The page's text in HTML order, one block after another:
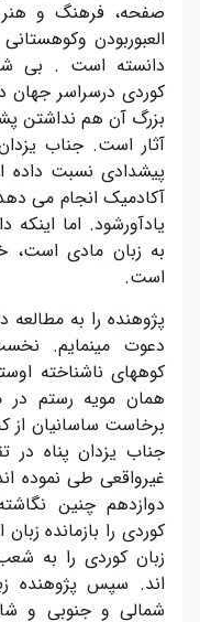
صفحه، فرهنگ و هنر
العبوربودن
دانسته است . بی
کوردی درسراسر
بزرگ آن هم نداشتن
آثار است. جناب
پیشدادی نسبت
آکادمیک انجام می
یادآورشود. اما
به زبان مادی است،
است.
پژوهنده را به
دعوت مینمایم.
کوههای ناشناخته
همان مویه رستم در
برخاست ساسانیان از
جناب یزدان پناه در
غیرواقعی طی نموده
دوازدهم چنین
کوردی را بازمانده
زبان کوردی را به
اند. سپس پژوهنده
شمالی و جنوبی و